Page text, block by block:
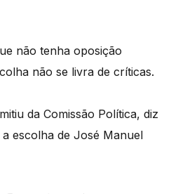
não tenha oposição
não se livra de críticas.
da Comissão Política, diz
escolha de José Manuel